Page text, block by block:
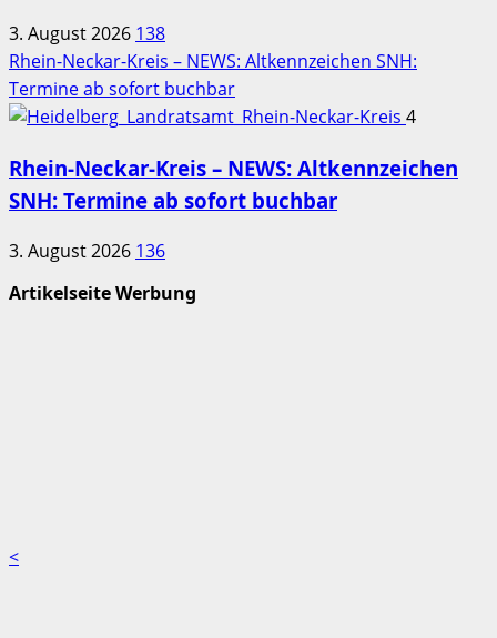
3. August 2026 138
Rhein-Neckar-Kreis – NEWS: Altkennzeichen SNH:
Termine ab sofort buchbar
4
Rhein-Neckar-Kreis – NEWS: Altkennzeichen
SNH: Termine ab sofort buchbar
3. August 2026 136
Artikelseite Werbung
<